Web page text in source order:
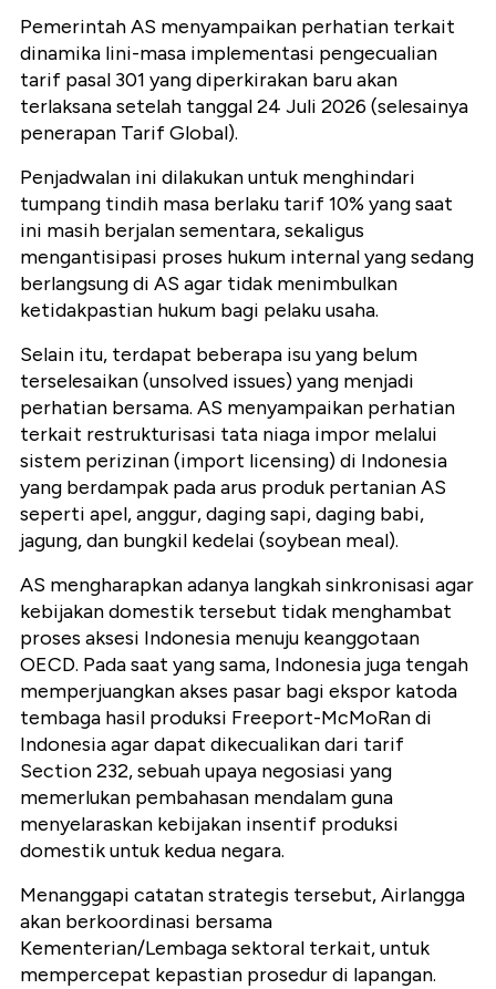
Pemerintah AS menyampaikan perhatian terkait
dinamika lini-masa implementasi pengecualian
tarif pasal 301 yang diperkirakan baru akan
terlaksana setelah tanggal 24 Juli 2026 (selesainya
penerapan Tarif Global).
Penjadwalan ini dilakukan untuk menghindari
tumpang tindih masa berlaku tarif 10% yang saat
ini masih berjalan sementara, sekaligus
mengantisipasi proses hukum internal yang sedang
berlangsung di AS agar tidak menimbulkan
ketidakpastian hukum bagi pelaku usaha.
Selain itu, terdapat beberapa isu yang belum
terselesaikan (unsolved issues) yang menjadi
perhatian bersama. AS menyampaikan perhatian
terkait restrukturisasi tata niaga impor melalui
sistem perizinan (import licensing) di Indonesia
yang berdampak pada arus produk pertanian AS
seperti apel, anggur, daging sapi, daging babi,
jagung, dan bungkil kedelai (soybean meal).
AS mengharapkan adanya langkah sinkronisasi agar
kebijakan domestik tersebut tidak menghambat
proses aksesi Indonesia menuju keanggotaan
OECD. Pada saat yang sama, Indonesia juga tengah
memperjuangkan akses pasar bagi ekspor katoda
tembaga hasil produksi Freeport-McMoRan di
Indonesia agar dapat dikecualikan dari tarif
Section 232, sebuah upaya negosiasi yang
memerlukan pembahasan mendalam guna
menyelaraskan kebijakan insentif produksi
domestik untuk kedua negara.
Menanggapi catatan strategis tersebut, Airlangga
akan berkoordinasi bersama
Kementerian/Lembaga sektoral terkait, untuk
mempercepat kepastian prosedur di lapangan.